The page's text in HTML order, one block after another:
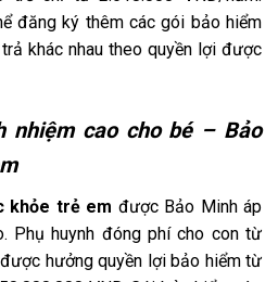
đăng ký thêm các gói bảo hiểm
khác nhau theo quyền lợi được
nhiệm cao cho bé – Bảo
khỏe trẻ em được Bảo Minh áp
Phụ huynh đóng phí cho con từ
hưởng quyền lợi bảo hiểm từ